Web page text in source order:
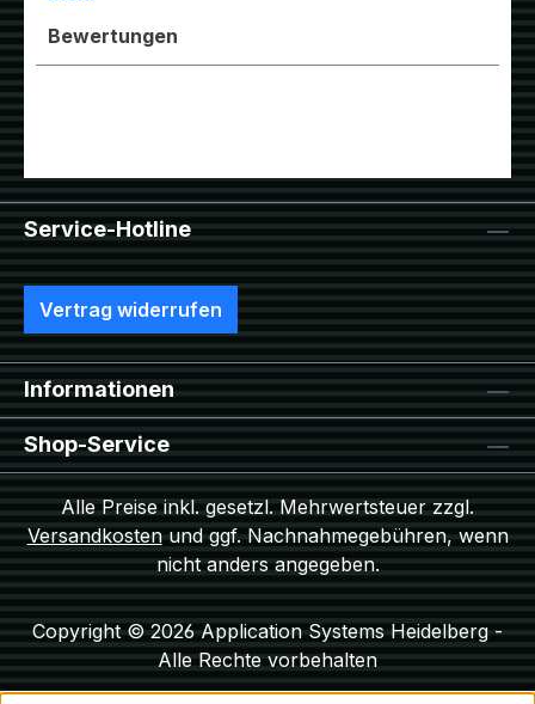
Bewertungen
Service-Hotline
Vertrag widerrufen
Informationen
Shop-Service
Alle Preise inkl. gesetzl. Mehrwertsteuer zzgl.
Versandkostenund ggf. Nachnahmegebühren, wenn
nicht anders angegeben.
Copyright © 2026 Application Systems Heidelberg -
Alle Rechte vorbehalten